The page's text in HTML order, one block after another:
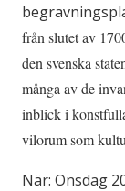
från slutet av
den svenska
många av de
inblick i
vilorum som
När: Onsdag